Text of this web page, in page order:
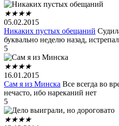
★★★★
05.02.2015
Никаких пустых обещаний
буквально неделю назад,
5
★★★★
16.01.2015
Сам я из Минска Все всегда во
нечасто, ибо нареканий нет
5
★★★★